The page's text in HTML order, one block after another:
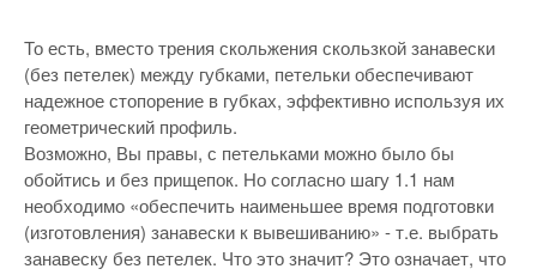
То есть, вместо трения скольжения скользкой занавески
(без петелек) между губками, петельки обеспечивают
надежное стопорение в губках, эффективно используя их
геометрический профиль.
Возможно, Вы правы, с петельками можно было бы
обойтись и без прищепок. Но согласно шагу 1.1 нам
необходимо «обеспечить наименьшее время подготовки
(изготовления) занавески к вывешиванию» - т.е. выбрать
занавеску без петелек. Что это значит? Это означает, что